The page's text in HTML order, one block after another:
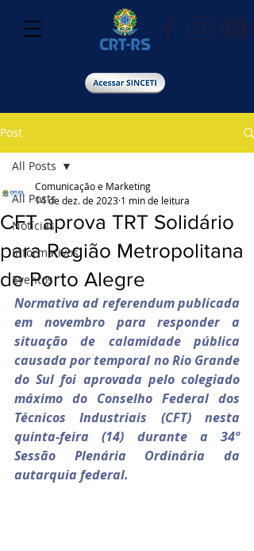
Post
All Posts
Notícias
Informativos
Eventos
All Posts
CFT aprova TRT Solidário
para Região Metropolitana
de Porto Alegre
Comunicação e Marketing
14 de dez. de 2023 1 min de leitura
Normativa ad referendum publicada
em novembro para responder a
situação de calamidade pública
causada por temporal no Rio Grande
do Sul foi aprovada pelo colegiado
máximo do Conselho Federal dos
Técnicos Industriais (CFT) nesta
quinta-feira (14) durante a 34ª
Sessão Plenária Ordinária da
autarquia federal.